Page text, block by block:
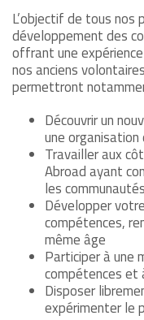
L’objectif de tous
développement des
offrant une
nos anciens
permettront
Découvrir un
une organisation
Travailler aux
Abroad ayant
les
Développer
compétences,
même âge
Participer à une
compétences et
Disposer
expérimenter le